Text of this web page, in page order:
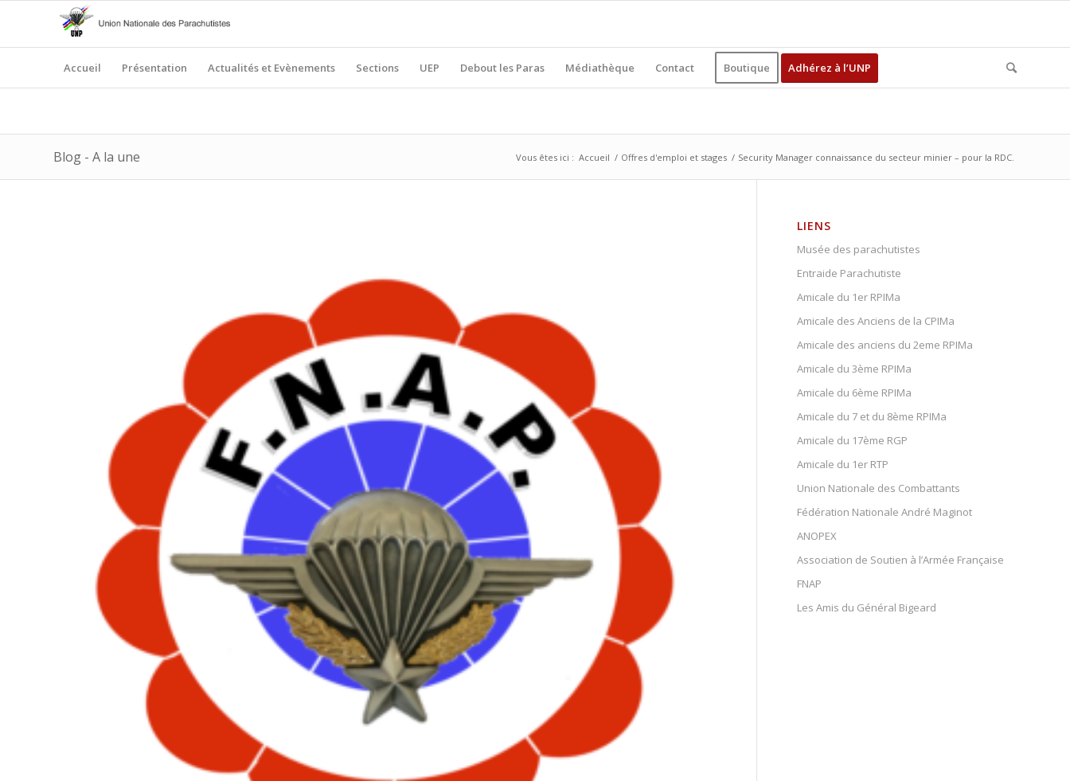
Accueil Présentation Actualités et Evènements Sections UEP Debout les Paras Médiathèque Contact Boutique Adhérez à l’UNP
Blog - A la une Vous êtes ici : Accueil / Offres d'emploi et stages / Security Manager connaissance du secteur minier – pour la RDC.
LIENS
Musée des parachutistes
Entraide Parachutiste
Amicale du 1er RPIMa
Amicale des Anciens de la CPIMa
Amicale des anciens du 2eme RPIMa
Amicale du 3ème RPIMa
Amicale du 6ème RPIMa
Amicale du 7 et du 8ème RPIMa
Amicale du 17ème RGP
Amicale du 1er RTP
Union Nationale des Combattants
Fédération Nationale André Maginot
ANOPEX
Association de Soutien à l’Armée Française
FNAP
Les Amis du Général Bigeard